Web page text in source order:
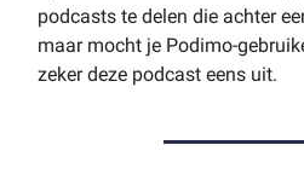
podcasts te delen die achter
maar mocht je Podimo-
zeker deze podcast eens uit.